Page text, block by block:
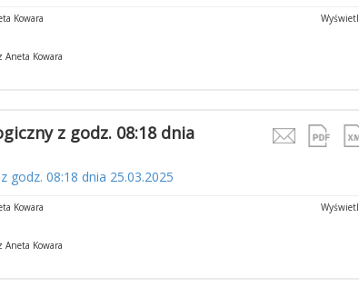
Kowara
Kowara
z godz. 08:18 dnia
08:18 dnia 25.03.2025
Kowara
Kowara